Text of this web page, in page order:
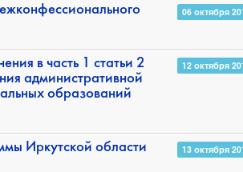
06 октября
в часть 1 статьи 2
административной
образований
12 октября
Иркутской области 13 октября